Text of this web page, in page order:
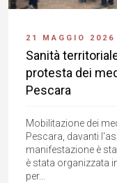
21 MAGGIO 2026
Sanità
protesta dei
Pescara
Mobilitazione dei
Pescara, davanti
manifestazione è
è stata organizzata
per...